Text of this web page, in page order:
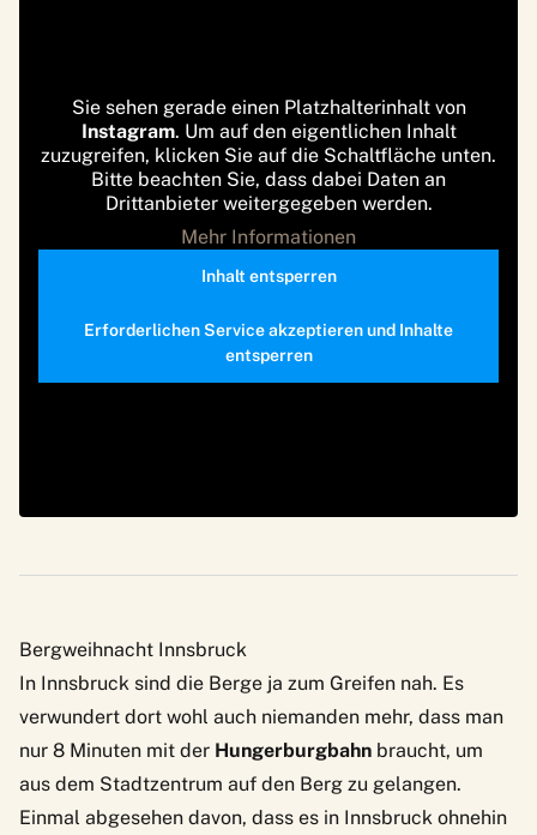
Sie sehen gerade einen Platzhalterinhalt von
Instagram. Um auf den eigentlichen Inhalt
zuzugreifen, klicken Sie auf die Schaltfläche unten.
Bitte beachten Sie, dass dabei Daten an
Drittanbieter weitergegeben werden.
Mehr Informationen
Inhalt entsperren
Erforderlichen Service akzeptieren und Inhalte
entsperren
Bergweihnacht Innsbruck
In Innsbruck sind die Berge ja zum Greifen nah. Es
verwundert dort wohl auch niemanden mehr, dass man
nur 8 Minuten mit der Hungerburgbahn braucht, um
aus dem Stadtzentrum auf den Berg zu gelangen.
Einmal abgesehen davon, dass es in Innsbruck ohnehin